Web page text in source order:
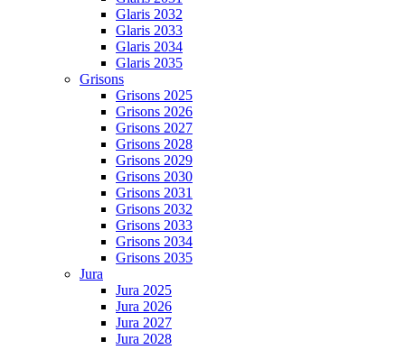
Glaris 2032
Glaris 2033
Glaris 2034
Glaris 2035
Grisons
Grisons 2025
Grisons 2026
Grisons 2027
Grisons 2028
Grisons 2029
Grisons 2030
Grisons 2031
Grisons 2032
Grisons 2033
Grisons 2034
Grisons 2035
Jura
Jura 2025
Jura 2026
Jura 2027
Jura 2028